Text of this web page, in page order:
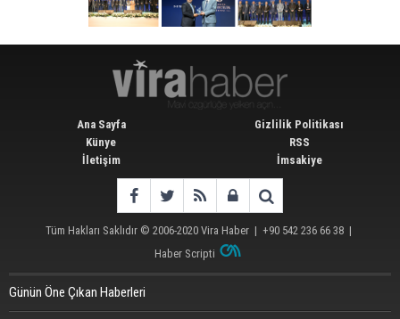
Ana Sayfa
Künye
İletişim
Gizlilik Politikası
RSS
İmsakiye
Tüm Hakları Saklıdır © 2006-2020 Vira Haber | +90 542 236 66 38 |
Haber Scripti
Günün Öne Çıkan Haberleri